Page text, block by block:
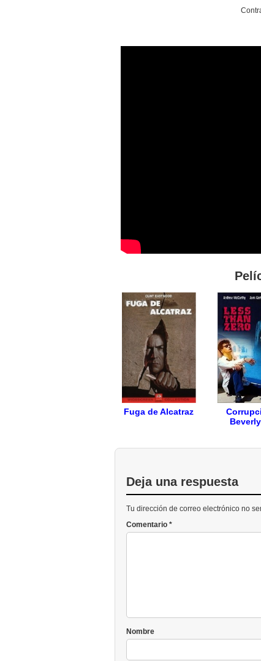
Fuga de Alcatraz
Deja una respuesta
Tu dirección de correo electrónico no
Comentario *
Nombre